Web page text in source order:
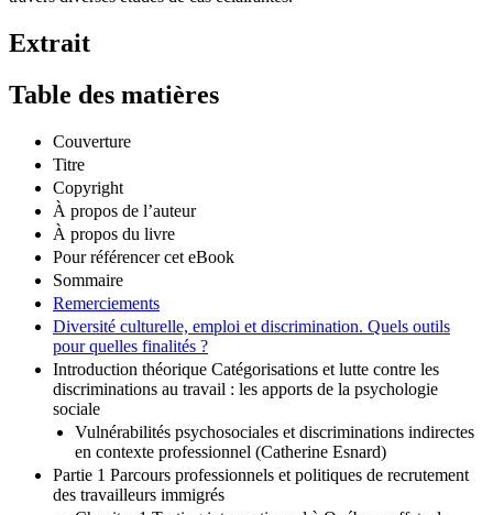
Extrait
Table des matières
Couverture
Titre
Copyright
À propos de l’auteur
À propos du livre
Pour référencer cet eBook
Sommaire
Remerciements
Diversité culturelle, emploi et discrimination. Quels outils
pour quelles finalités ?
Introduction théorique Catégorisations et lutte contre les
discriminations au travail : les apports de la psychologie
sociale
Vulnérabilités psychosociales et discriminations indirectes
en contexte professionnel (Catherine Esnard)
Partie 1 Parcours professionnels et politiques de recrutement
des travailleurs immigrés